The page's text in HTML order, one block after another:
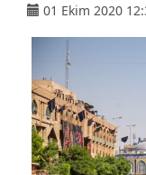
01 Ekim 2020